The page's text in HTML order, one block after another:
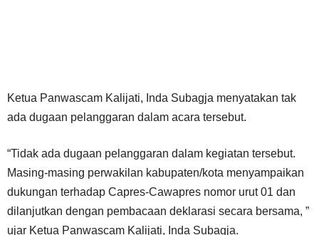
Ketua Panwascam Kalijati, Inda Subagja menyatakan tak
ada dugaan pelanggaran dalam acara tersebut.
“Tidak ada dugaan pelanggaran dalam kegiatan tersebut.
Masing-masing perwakilan kabupaten/kota menyampaikan
dukungan terhadap Capres-Cawapres nomor urut 01 dan
dilanjutkan dengan pembacaan deklarasi secara bersama, ”
ujar Ketua Panwascam Kalijati, Inda Subagja.